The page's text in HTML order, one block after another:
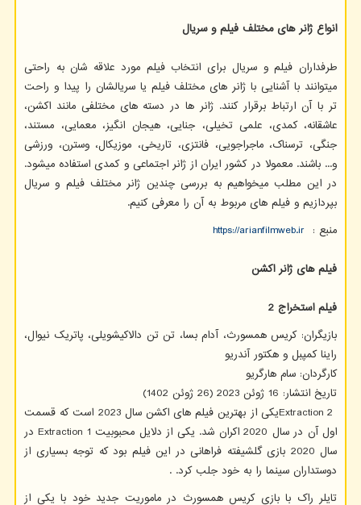
انواع ژانر های مختلف فیلم و سریال
طرفداران فیلم و سریال برای انتخاب فیلم مورد علاقه شان به راحتی
میتوانند با آشنایی با ژانر های مختلف فیلم یا سریالشان را پیدا و راحت
تر با آن ارتباط برقرار کنند. ژانر ها در دسته های مختلفی مانند اکشن،
عاشقانه، کمدی، علمی تخیلی، جنایی، هیجان انگیز، معمایی، مستند،
جنگی، ترسناک، ماجراجویی، فانتزی، تاریخی، موزیکال، وسترن، ورزشی
و... باشند. معمولا در کشور ایران از ژانر اجتماعی و کمدی استفاده میشود.
در این مطلب میخواهیم به بررسی چندین ژانر مختلف فیلم و سریال
بپردازیم و فیلم های مربوط به آن را معرفی کنیم.
منبع : https://arianfilmweb.ir
فیلم های ژانر اکشن
فیلم استخراج 2
بازیگران: کریس همسورث، آدام بسا، تن تن دالاکیشویلی، پاتریک نیوال،
راینا کمپبل و هکتور آندریو
کارگردان: سام هارگریو
تاریخ انتشار: 16 ژوئن 2023 (26 ژوئن 1402)
Extraction 2
یکی از بهترین فیلم های اکشن سال 2023 است که قسمت
اول آن در سال 2020 اکران شد. یکی از دلایل محبوبیت
Extraction 1 در
سال 2020 بازی گلشیفته فراهانی در این فیلم بود که توجه بسیاری از
دوستداران سینما را به خود جلب کرد. .
تایلر راک با بازی کریس همسورث در ماموریت جدید خود با یکی از